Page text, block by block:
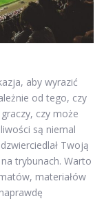
aby wyrazić
od tego, czy
czy może
są niemal
Twoją
trybunach. Warto
materiałów